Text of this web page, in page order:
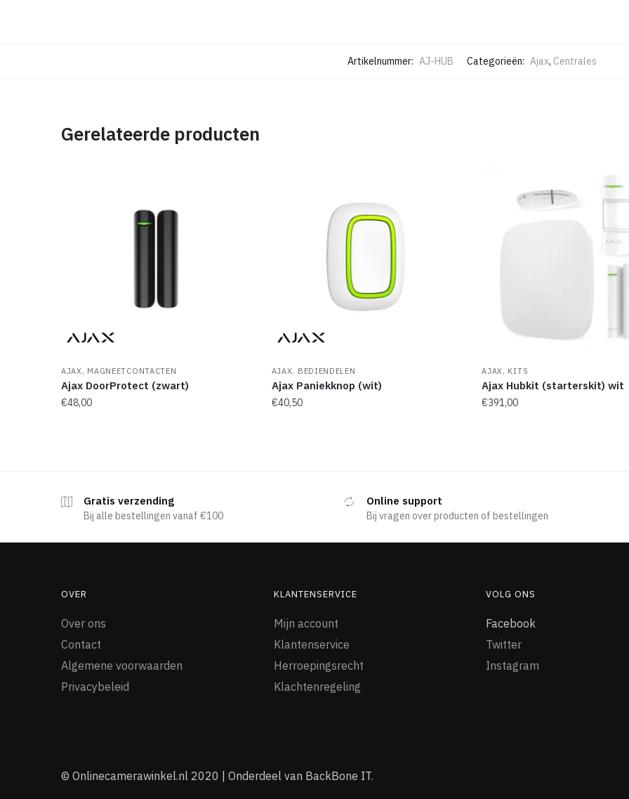
Artikelnummer: AJ-HUB Categorieën: Ajax, Centrales
Gerelateerde producten
AJAX, MAGNEETCONTACTEN
Ajax DoorProtect (zwart)
€48,00
AJAX, BEDIENDELEN
Ajax Paniekknop (wit)
€40,50
AJAX, KITS
Ajax Hubkit (starterskit) wit
€391,00
Gratis verzending
Bij alle bestellingen vanaf €100
Online support
Bij vragen over producten of bestellingen
OVER
Over ons
Contact
Algemene voorwaarden
Privacybeleid
KLANTENSERVICE
Mijn account
Klantenservice
Herroepingsrecht
Klachtenregeling
VOLG ONS
Facebook
Twitter
Instagram
© Onlinecamerawinkel.nl 2020 | Onderdeel van BackBone IT.